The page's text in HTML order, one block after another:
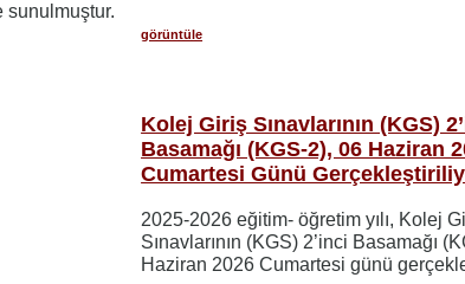
sunulmuştur.
görüntüle
Kolej Giriş Sınavlarının (KGS)
Basamağı (KGS-2), 06 Haziran
Cumartesi Günü
2025-2026 eğitim- öğretim yılı, Kolej
Sınavlarının (KGS) 2’inci Basamağı
Haziran 2026 Cumartesi günü